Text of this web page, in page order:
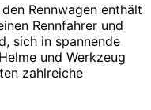
Rennwagen enthält
Rennfahrer und
sich in spannende
und Werkzeug
zahlreiche